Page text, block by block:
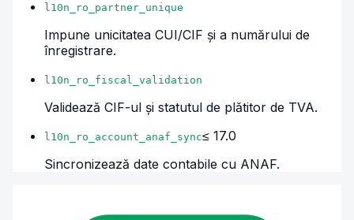
l10n_ro_partner_unique
Impune unicitatea CUI/CIF și a numărului de
înregistrare.
l10n_ro_fiscal_validation
Validează CIF-ul și statutul de plătitor de TVA.
l10n_ro_account_anaf_sync≤ 17.0
Sincronizează date contabile cu ANAF.